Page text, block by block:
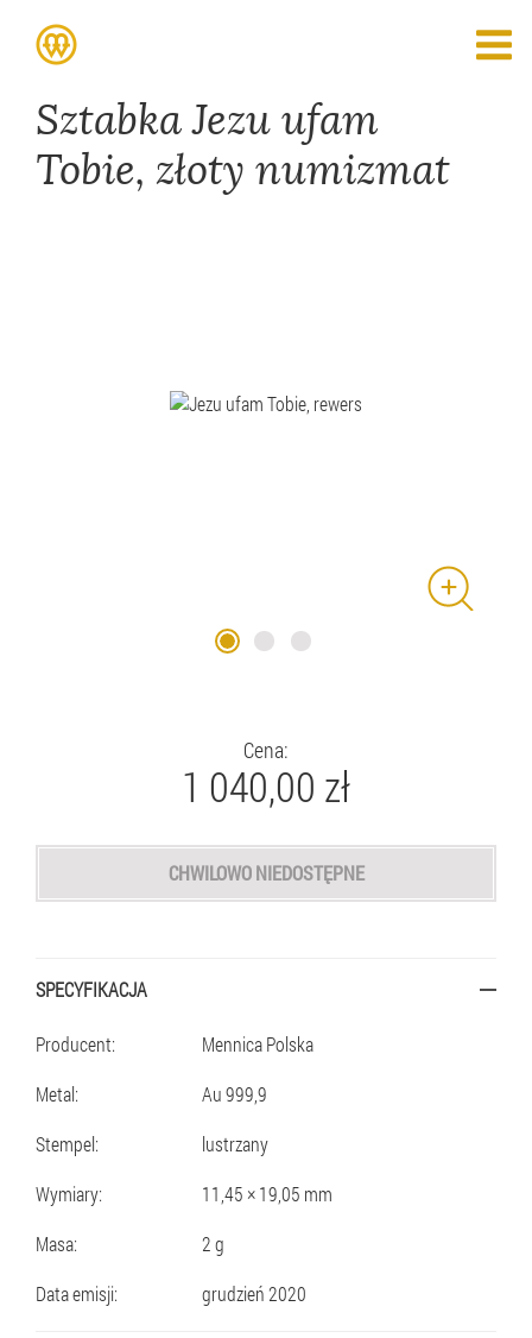
Sztabka Jezu ufam
Tobie, złoty numizmat
Cena:
1 040,00 zł
CHWILOWO NIEDOSTĘPNE
SPECYFIKACJA
Producent:
Mennica Polska
Metal:
Au 999,9
Stempel:
lustrzany
Wymiary:
11,45 × 19,05 mm
Masa:
2 g
Data emisji:
grudzień 2020